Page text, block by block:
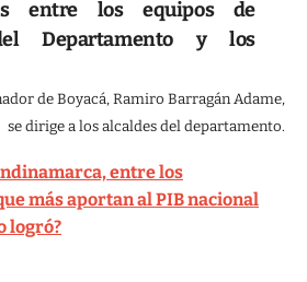
entre los equipos de
Departamento y los
de Boyacá, Ramiro Barragán Adame,
se dirige a los alcaldes del departamento.
entre los
más aportan al PIB nacional
logró?